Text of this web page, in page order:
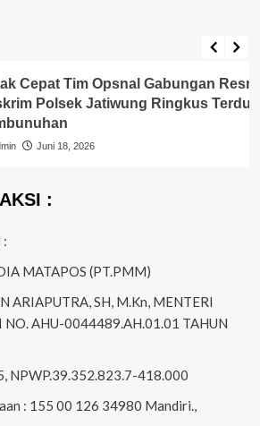
Gabungan Resmob Dan
Ringkus Terduga Pelaku
:
:
MATAPOS (PT.PMM)
ARIAPUTRA, SH, M.Kn, MENTERI
NO. AHU-0044489.AH.01.01 TAHUN
NPWP.39.352.823.7-418.000
: 155 00 126 34980 Mandiri.,